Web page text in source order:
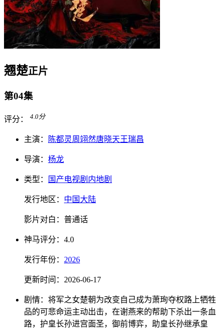
翘楚正片
第04集
评分： 4.0分
主演： 陈都灵周翊然唐晓天王瑞昌
导演： 杨龙
类型： 国产电视剧 内地剧
发行地区： 中国大陆
影片对白： 普通话
神马评分： 4.0
发行年份： 2026
更新时间： 2026-06-17
剧情： 将军之女楚朝为改变自己成为萧珣夺权路上牺牲
品的可悲命运主动出击，在谢燕来的帮助下杀出一条血
路，护皇长孙进宫面圣，御前博弈，助皇长孙继承皇